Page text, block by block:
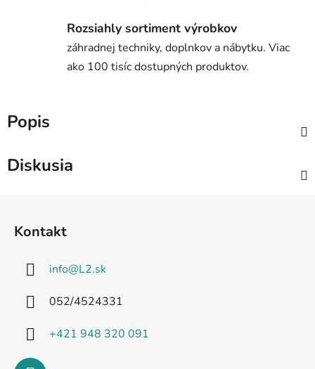
Rozsiahly sortiment výrobkov
záhradnej techniky, doplnkov a nábytku. Viac
ako 100 tisíc dostupných produktov.
Popis
Diskusia
Kontakt
info@L2.sk
052/4524331
+421 948 320 091